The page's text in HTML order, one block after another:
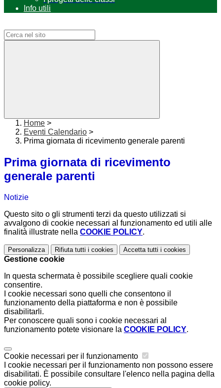
Info utili
Home >
Eventi Calendario >
Prima giornata di ricevimento generale parenti
Prima giornata di ricevimento
generale parenti
Notizie
Questo sito o gli strumenti terzi da questo utilizzati si
avvalgono di cookie necessari al funzionamento ed utili alle
finalità illustrate nella COOKIE POLICY.
Personalizza Rifiuta tutti i cookies Accetta tutti i cookies
Gestione cookie
In questa schermata è possibile scegliere quali cookie
consentire.
I cookie necessari sono quelli che consentono il
funzionamento della piattaforma e non è possibile
disabilitarli.
Per conoscere quali sono i cookie necessari al
funzionamento potete visionare la COOKIE POLICY.
Cookie necessari per il funzionamento
I cookie necessari per il funzionamento non possono essere
disabilitati. È possibile consultare l'elenco nella pagina della
cookie policy.